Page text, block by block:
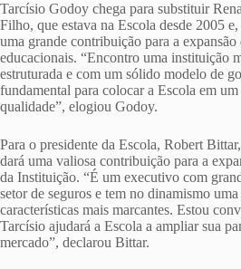
Tarcísio Godoy chega para substituir
Filho, que estava na Escola desde 2005
uma grande contribuição para a expansão
educacionais. “Encontro uma instituição
estruturada e com um sólido modelo de
fundamental para colocar a Escola em
qualidade”, elogiou Godoy.
Para o presidente da Escola, Robert
dará uma valiosa contribuição para a
da Instituição. “É um executivo com
setor de seguros e tem no dinamismo uma
características mais marcantes. Estou
Tarcísio ajudará a Escola a ampliar sua
mercado”, declarou Bittar.